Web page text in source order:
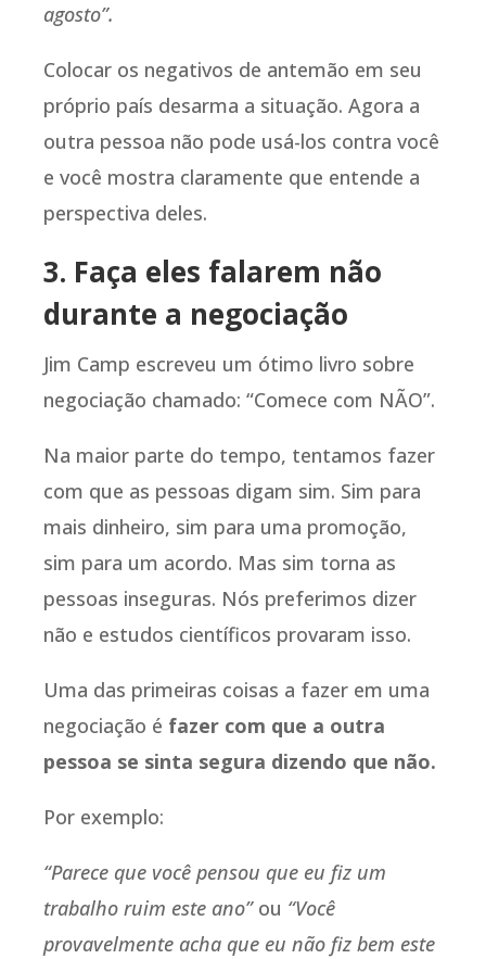
agosto”.
Colocar os negativos de antemão em seu
próprio país desarma a situação. Agora a
outra pessoa não pode usá-los contra você
e você mostra claramente que entende a
perspectiva deles.
3. Faça eles falarem não
durante a negociação
Jim Camp escreveu um ótimo livro sobre
negociação chamado: “Comece com NÃO”.
Na maior parte do tempo, tentamos fazer
com que as pessoas digam sim. Sim para
mais dinheiro, sim para uma promoção,
sim para um acordo. Mas sim torna as
pessoas inseguras. Nós preferimos dizer
não e estudos científicos provaram isso.
Uma das primeiras coisas a fazer em uma
negociação é fazer com que a outra
pessoa se sinta segura dizendo que não.
Por exemplo:
“Parece que você pensou que eu fiz um
trabalho ruim este ano” ou “Você
provavelmente acha que eu não fiz bem este